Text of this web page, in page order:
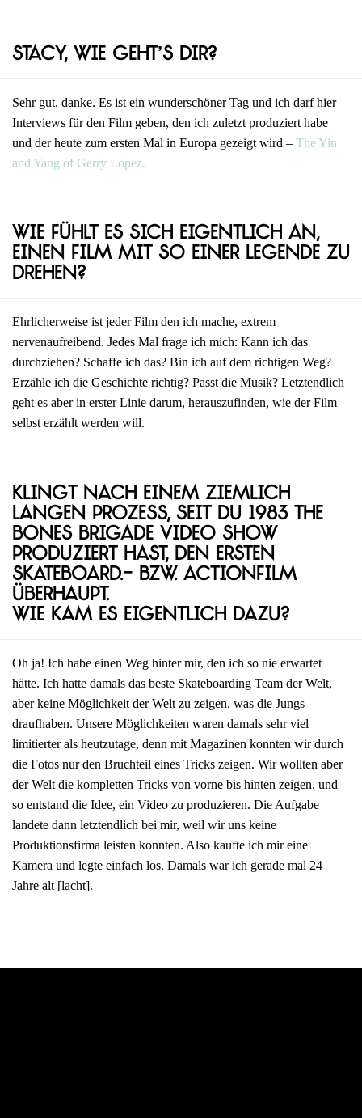
Stacy, wie geht’s dir?
Sehr gut, danke. Es ist ein wunderschöner Tag und ich darf hier
Interviews für den Film geben, den ich zuletzt produziert habe
und der heute zum ersten Mal in Europa gezeigt wird – The Yin
and Yang of Gerry Lopez.
Wie fühlt es sich eigentlich an,
einen Film mit so einer Legende zu
drehen?
Ehrlicherweise ist jeder Film den ich mache, extrem
nervenaufreibend. Jedes Mal frage ich mich: Kann ich das
durchziehen? Schaffe ich das? Bin ich auf dem richtigen Weg?
Erzähle ich die Geschichte richtig? Passt die Musik? Letztendlich
geht es aber in erster Linie darum, herauszufinden, wie der Film
selbst erzählt werden will.
Klingt nach einem ziemlich
langen Prozess, seit du 1983 The
Bones Brigade Video Show
produziert hast, den ersten
Skateboard.- bzw. Actionfilm
überhaupt.
Wie kam es eigentlich dazu?
Oh ja! Ich habe einen Weg hinter mir, den ich so nie erwartet
hätte. Ich hatte damals das beste Skateboarding Team der Welt,
aber keine Möglichkeit der Welt zu zeigen, was die Jungs
draufhaben. Unsere Möglichkeiten waren damals sehr viel
limitierter als heutzutage, denn mit Magazinen konnten wir durch
die Fotos nur den Bruchteil eines Tricks zeigen. Wir wollten aber
der Welt die kompletten Tricks von vorne bis hinten zeigen, und
so entstand die Idee, ein Video zu produzieren. Die Aufgabe
landete dann letztendlich bei mir, weil wir uns keine
Produktionsfirma leisten konnten. Also kaufte ich mir eine
Kamera und legte einfach los. Damals war ich gerade mal 24
Jahre alt [lacht].